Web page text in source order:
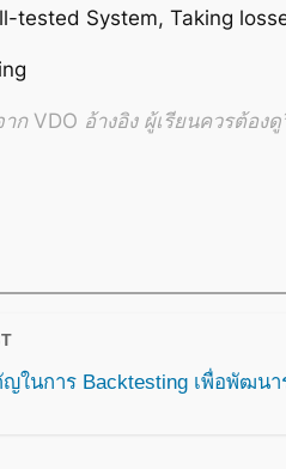
tested System, Taking
ก VDO อ้างอิง ผู้เรียนควรต้อง
ในการ Backtesting เพื่อพัฒนา